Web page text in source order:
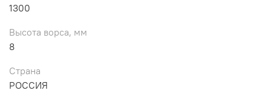
1300
Высота ворса, мм
8
Страна
РОССИЯ